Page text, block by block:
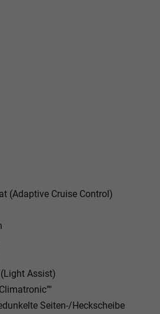
(Adaptive Cruise Control)
Assist)
Seiten-/Heckscheibe